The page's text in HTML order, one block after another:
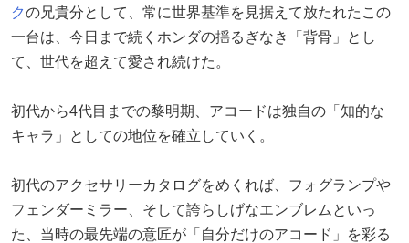
クの兄貴分として、常に世界基準を見据えて放たれたこの
一台は、今日まで続くホンダの揺るぎなき「背骨」とし
て、世代を超えて愛され続けた。
初代から4代目までの黎明期、アコードは独自の「知的な
キャラ」としての地位を確立していく。
初代のアクセサリーカタログをめくれば、フォグランプや
フェンダーミラー、そして誇らしげなエンブレムといっ
た、当時の最先端の意匠が「自分だけのアコード」を彩る